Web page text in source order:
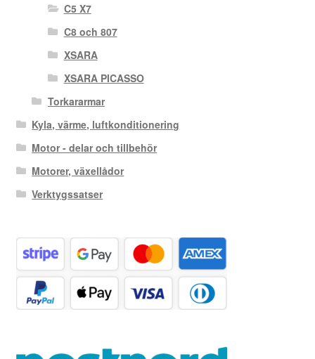
C5 X7
C8 och 807
XSARA
XSARA PICASSO
Torkararmar
Kyla, värme, luftkonditionering
Motor - delar och tillbehör
Motorer, växellådor
Verktygssatser